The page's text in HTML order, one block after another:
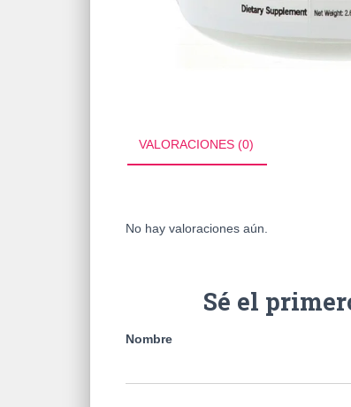
VALORACIONES (0)
No hay valoraciones aún.
Sé el
Nombre